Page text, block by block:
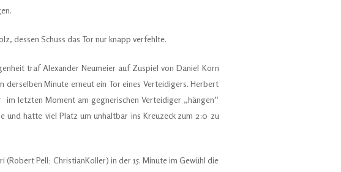
dessen Schuss das Tor nur knapp verfehlte.
traf Alexander Neumeier auf Zuspiel von Daniel Korn
derselben Minute erneut ein Tor eines Verteidigers. Herbert
letzten Moment am gegnerischen Verteidiger „hängen“
und hatte viel Platz um unhaltbar ins Kreuzeck zum 2:0 zu
(Robert Pell; ChristianKoller) in der 15. Minute im Gewühl die